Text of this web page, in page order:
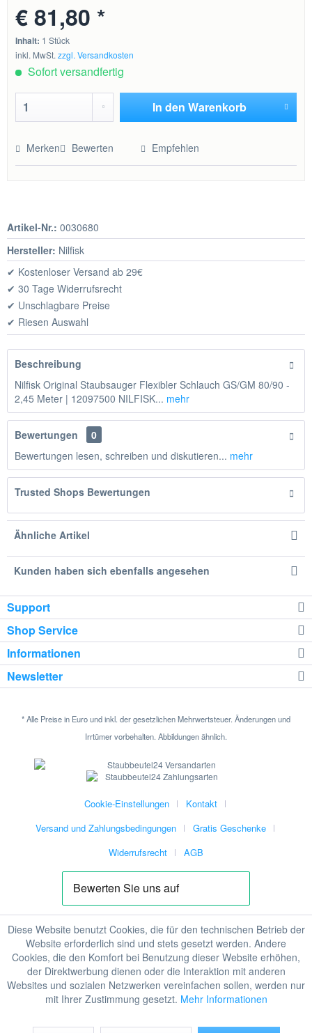
€ 81,80 *
Inhalt: 1 Stück
inkl. MwSt.zzgl. Versandkosten
Sofort versandfertig
In den Warenkorb
Merken Bewerten Empfehlen
Artikel-Nr.: 0030680
Hersteller: Nilfisk
✔ Kostenloser Versand ab 29€
✔ 30 Tage Widerrufsrecht
✔ Unschlagbare Preise
✔ Riesen Auswahl
Beschreibung
Nilfisk Original Staubsauger Flexibler Schlauch GS/GM 80/90 -
2,45 Meter | 12097500 NILFISK... mehr
Bewertungen
0
Bewertungen lesen, schreiben und diskutieren... mehr
Trusted Shops Bewertungen
Ähnliche Artikel
Kunden haben sich ebenfalls angesehen
Support
Shop Service
Informationen
Newsletter
* Alle Preise in Euro und inkl. der gesetzlichen Mehrwertsteuer. Änderungen und
Irrtümer vorbehalten. Abbildungen ähnlich.
Cookie-Einstellungen
Kontakt
Versand und Zahlungsbedingungen
Gratis Geschenke
Widerrufsrecht
AGB
Diese Website benutzt Cookies, die für den technischen Betrieb der
Website erforderlich sind und stets gesetzt werden. Andere
Cookies, die den Komfort bei Benutzung dieser Website erhöhen,
der Direktwerbung dienen oder die Interaktion mit anderen
Websites und sozialen Netzwerken vereinfachen sollen, werden nur
mit Ihrer Zustimmung gesetzt. Mehr Informationen